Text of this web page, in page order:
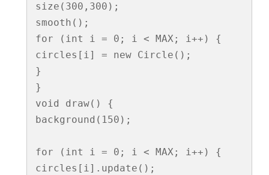
書
う
こ
と
size(300,300);
smooth();
for (int i = 0; i < MAX; i++) {
circles[i] = new Circle();
}
}
void draw() {
background(150);
for (int i = 0; i < MAX; i++) {
circles[i].update();